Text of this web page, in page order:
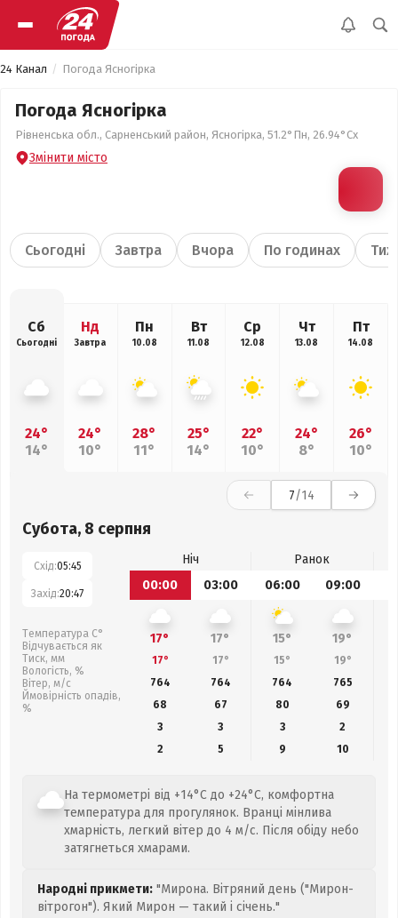
24 Канал Погода Ясногірка
Погода Ясногірка
Рівненська обл., Сарненський район, Ясногірка, 51.2°Пн, 26.94°Сх
Змінити місто
Сьогодні Завтра Вчора По годинах
Сб
Сьогодні
24°
14°
Нд
Завтра
24°
10°
Пн
10.08
28°
11°
Вт
11.08
25°
14°
Ср
12.08
22°
10°
Чт
13.08
24°
8°
Пт
14.08
26°
10°
7/14
Субота, 8 серпня
Схід:05:45
Захід:20:47
Температура С°
Відчувається як
Тиск, мм
Вологість, %
Вітер, м/с
Ймовірність опадів,
%
Ніч
Ранок
00:00
03:00 06:00 09:00
17° 17° 15° 19°
17° 17° 15° 19°
764
764 764 765
68
67 80 69
3
3 3
2
2
5 9 10
На термометрі від +14°C до +24°C, комфортна
температура для прогулянок. Вранці мінлива
хмарність, легкий вітер до 4 м/с. Після обіду небо
затягнеться хмарами.
Народні прикмети: "Мирона. Вітряний день ("Мирон-
вітрогон"). Який Мирон — такий і січень."